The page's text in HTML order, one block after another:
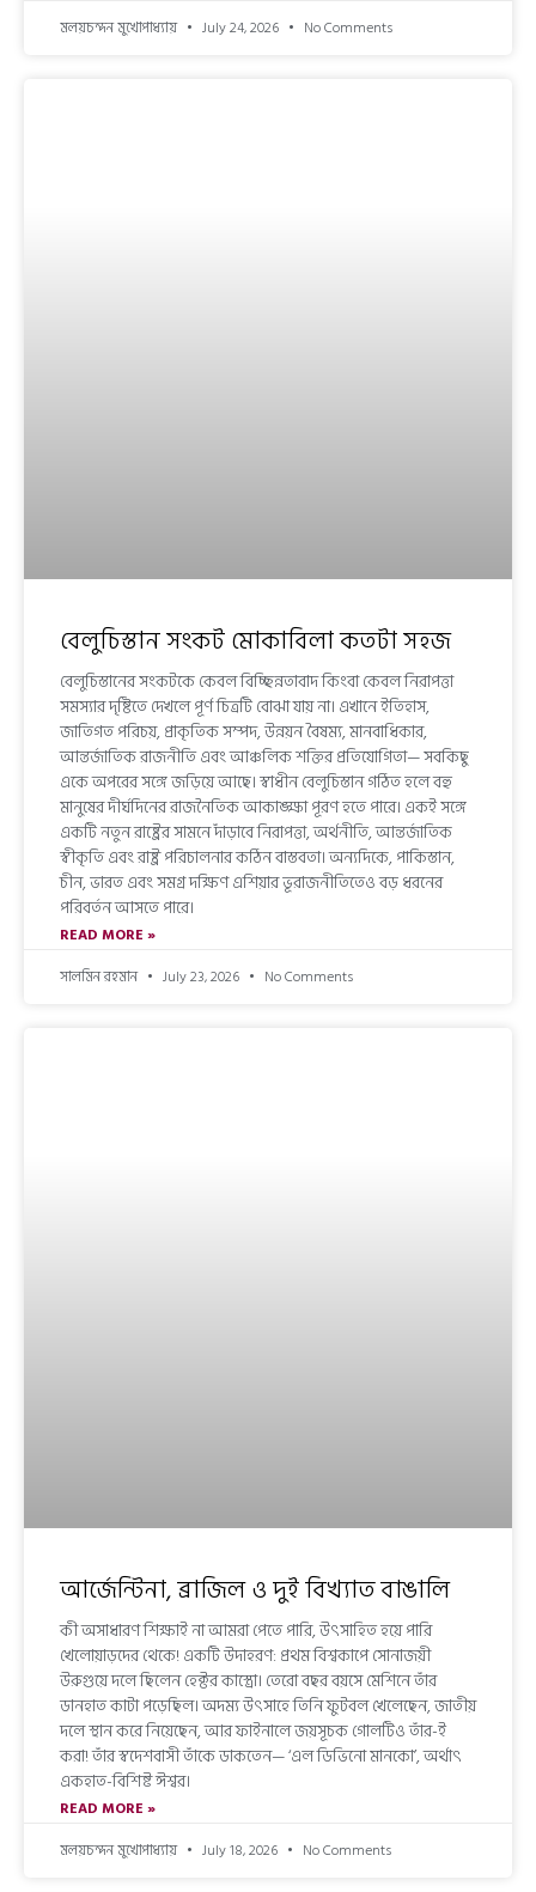
মলয়চন্দন মুখোপাধ্যায়
July 24, 2026 No Comments
বেলুচিস্তান সংকট মোকাবিলা কতটা সহজ
বেলুচিস্তানের সংকটকে কেবল বিচ্ছিন্নতাবাদ কিংবা কেবল নিরাপত্তা
সমস্যার দৃষ্টিতে দেখলে পূর্ণ চিত্রটি বোঝা যায় না। এখানে ইতিহাস,
জাতিগত পরিচয়, প্রাকৃতিক সম্পদ, উন্নয়ন বৈষম্য, মানবাধিকার,
আন্তর্জাতিক রাজনীতি এবং আঞ্চলিক শক্তির প্রতিযোগিতা— সবকিছু
একে অপরের সঙ্গে জড়িয়ে আছে। স্বাধীন বেলুচিস্তান গঠিত হলে বহু
মানুষের দীর্ঘদিনের রাজনৈতিক আকাঙ্ক্ষা পূরণ হতে পারে। একই সঙ্গে
একটি নতুন রাষ্ট্রের সামনে দাঁড়াবে নিরাপত্তা, অর্থনীতি, আন্তর্জাতিক
স্বীকৃতি এবং রাষ্ট্র পরিচালনার কঠিন বাস্তবতা। অন্যদিকে, পাকিস্তান,
চীন, ভারত এবং সমগ্র দক্ষিণ এশিয়ার ভূরাজনীতিতেও বড় ধরনের
পরিবর্তন আসতে পারে।
READ MORE »
সালমিন রহমান
July 23, 2026 No Comments
আর্জেন্টিনা, ব্রাজিল ও দুই বিখ্যাত বাঙালি
কী অসাধারণ শিক্ষাই না আমরা পেতে পারি, উৎসাহিত হয়ে পারি
খেলোয়াড়দের থেকে! একটি উদাহরণ: প্রথম বিশ্বকাপে সোনাজয়ী
উরুগুয়ে দলে ছিলেন হেক্টর কাস্ত্রো। তেরো বছর বয়সে মেশিনে তাঁর
ডানহাত কাটা পড়েছিল। অদম্য উৎসাহে তিনি ফুটবল খেলেছেন, জাতীয়
দলে স্থান করে নিয়েছেন, আর ফাইনালে জয়সূচক গোলটিও তাঁর-ই
করা! তাঁর স্বদেশবাসী তাঁকে ডাকতেন— ‘এল ডিভিনো মানকো’, অর্থাৎ
একহাত-বিশিষ্ট ঈশ্বর।
READ MORE »
মলয়চন্দন মুখোপাধ্যায়
July 18, 2026 No Comments